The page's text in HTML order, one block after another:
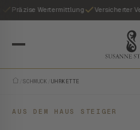
Präzise Wertermittlung Versicherter
SCHMUCK /UHRKETTE
AUS DEM HAUS STEIGER